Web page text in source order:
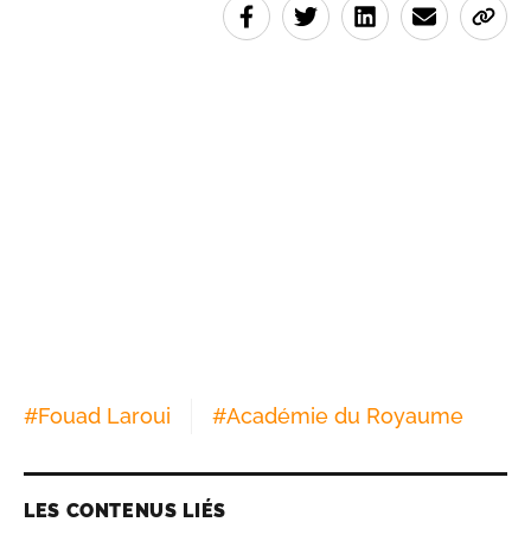
#Fouad Laroui #Académie du Royaume
LES CONTENUS LIÉS